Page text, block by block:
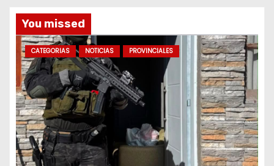
s
You missed
CATEGORIAS NOTICIAS PROVINCIALES